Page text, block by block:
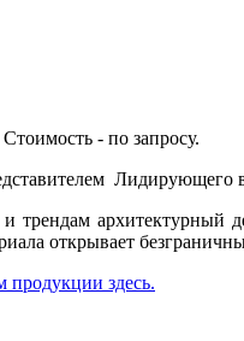
- по запросу.
трендам архитектурный
открывает
продукции здесь.